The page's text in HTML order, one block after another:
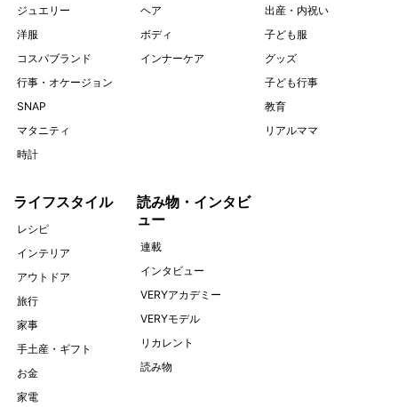
ジュエリー
洋服
コスパブランド
行事・オケージョン
SNAP
マタニティ
時計
ヘア
ボディ
インナーケア
出産・内祝い
子ども服
グッズ
子ども行事
教育
リアルママ
ライフスタイル
レシピ
インテリア
アウトドア
旅行
家事
手土産・ギフト
お金
家電
読み物・インタビ
ュー
連載
インタビュー
VERYアカデミー
VERYモデル
リカレント
読み物